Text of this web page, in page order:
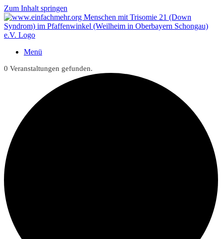
Zum Inhalt springen
Menü
0 Veranstaltungen gefunden.